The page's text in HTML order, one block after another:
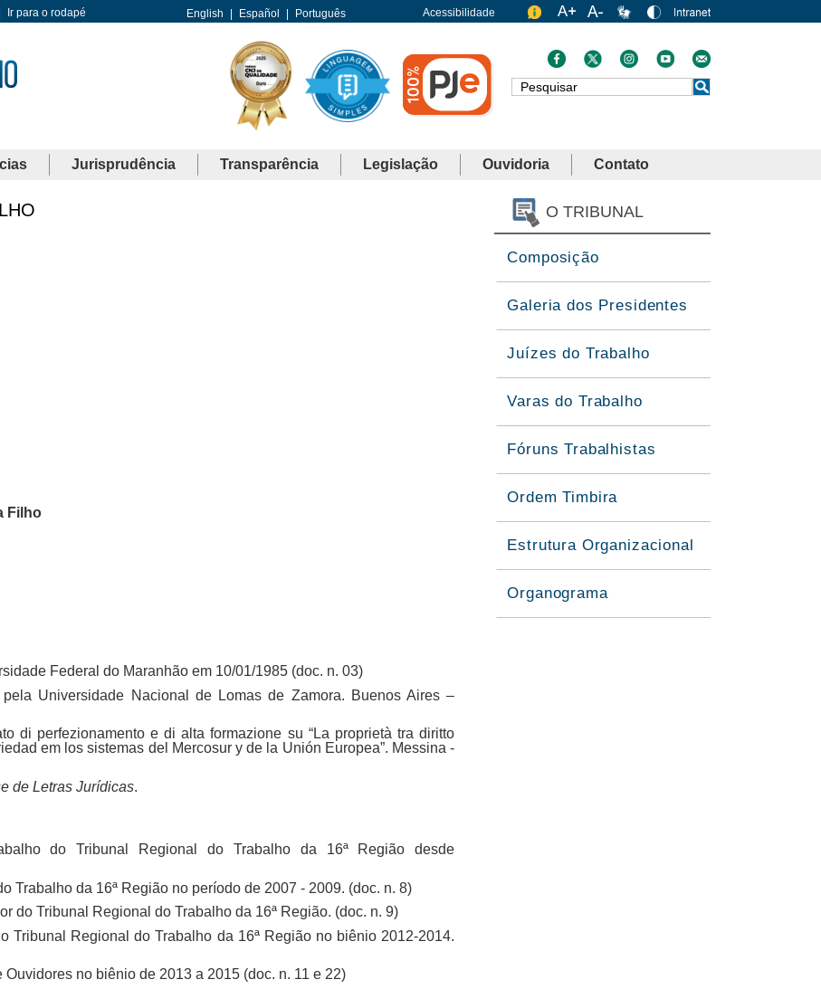
Ir para o rodapé English Español Português Acessibilidade
Busca
Jurisprudência Transparência Legislação Ouvidoria Contato
Filho
Federal do Maranhão em 10/01/1985 (doc. n. 03)
Universidade Nacional de Lomas de Zamora. Buenos Aires –
di perfezionamento e di alta formazione su “La proprietà tra diritto
em los sistemas del Mercosur y de la Unión Europea”. Messina -
de Letras Jurídicas.
do Tribunal Regional do Trabalho da 16ª Região desde
Trabalho da 16ª Região no período de 2007 - 2009. (doc. n. 8)
do Tribunal Regional do Trabalho da 16ª Região. (doc. n. 9)
Tribunal Regional do Trabalho da 16ª Região no biênio 2012-2014.
no biênio de 2013 a 2015 (doc. n. 11 e 22)
O TRIBUNAL
Composição
Galeria dos Presidentes
Juízes do Trabalho
Varas do Trabalho
Fóruns Trabalhistas
Ordem Timbira
Estrutura Organizacional
Organograma